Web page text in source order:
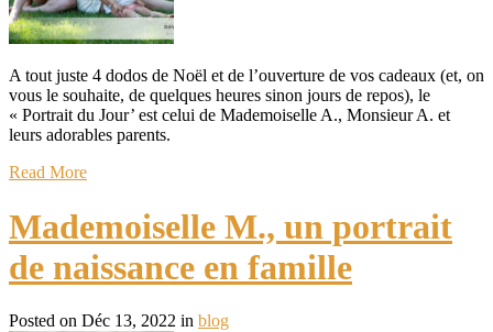
A tout juste 4 dodos de Noël et de l’ouverture de vos cadeaux (et, on
vous le souhaite, de quelques heures sinon jours de repos), le
« Portrait du Jour’ est celui de Mademoiselle A., Monsieur A. et
leurs adorables parents.
Read More
Mademoiselle M., un portrait
de naissance en famille
Posted on Déc 13, 2022 in blog